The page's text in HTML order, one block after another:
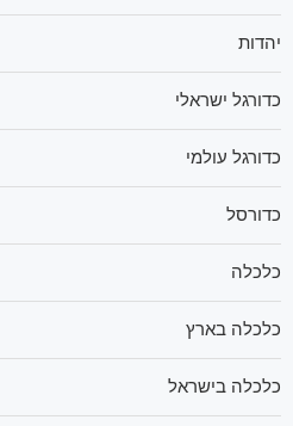
יהדות
כדורגל ישראלי
כדורגל עולמי
כדורסל
כלכלה
כלכלה בארץ
כלכלה בישראל